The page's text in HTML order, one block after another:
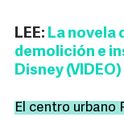
LEE: La novela
demolición e
Disney (VIDEO)
El centro urbano